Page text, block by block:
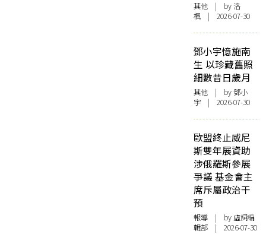
其他 | by洛
楓 | 2026-07-30
鄧小宇憶施南
生 以珍藏舊照
細數昔日歲月
其他 | by 鄧小
宇 | 2026-07-30
歐盟終止威尼
斯雙年展資助
涉俄羅斯參展
爭議 基金會主
席斥屬政治干
預
報導 | by 虛詞編
輯部 | 2026-07-30